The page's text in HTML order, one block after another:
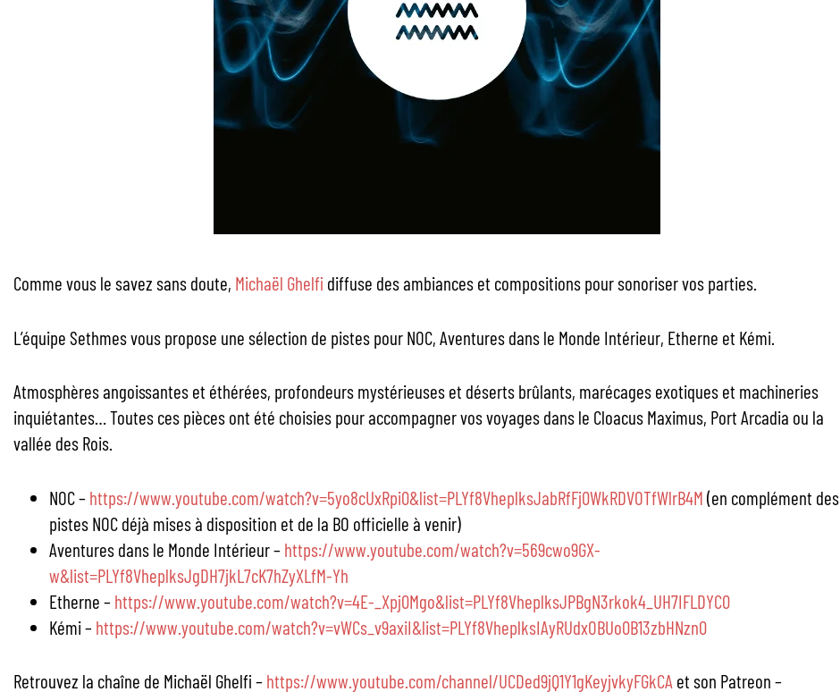
Comme vous le savez sans doute, Michaël Ghelfi diffuse des ambiances et compositions pour sonoriser vos parties.
L’équipe Sethmes vous propose une sélection de pistes pour NOC, Aventures dans le Monde Intérieur, Etherne et Kémi.
Atmosphères angoissantes et éthérées, profondeurs mystérieuses et déserts brûlants, marécages exotiques et machineries
inquiétantes… Toutes ces pièces ont été choisies pour accompagner vos voyages dans le Cloacus Maximus, Port Arcadia ou la
vallée des Rois.
NOC – https://www.youtube.com/watch?v=5yo8cUxRpi0&list=PLYf8VheplksJabRfFj0WkRDVOTfWlrB4M (en complément des
pistes NOC déjà mises à disposition et de la BO officielle à venir)
Aventures dans le Monde Intérieur – https://www.youtube.com/watch?v=569cwo9GX-
w&list=PLYf8VheplksJgDH7jkL7cK7hZyXLfM-Yh
Etherne – https://www.youtube.com/watch?v=4E-_Xpj0Mgo&list=PLYf8VheplksJPBgN3rkok4_UH7IFLDYC0
Kémi – https://www.youtube.com/watch?v=vWCs_v9axiI&list=PLYf8VheplksIAyRUdxOBUo0B13zbHNzn0
Retrouvez la chaîne de Michaël Ghelfi – https://www.youtube.com/channel/UCDed9jQ1Y1gKeyjvkyFGkCA et son Patreon –